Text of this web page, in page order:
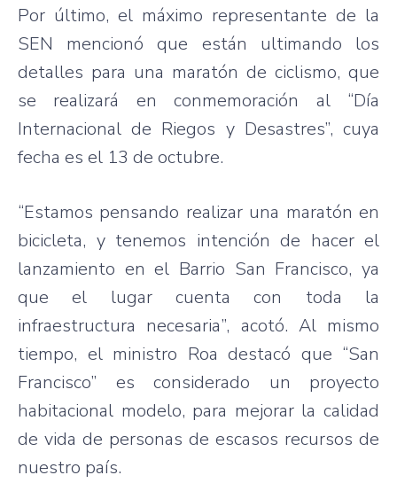
Por último, el máximo representante de la
SEN mencionó que están ultimando los
detalles para una maratón de ciclismo, que
se realizará en conmemoración al “Día
Internacional de Riegos y Desastres”, cuya
fecha es el 13 de octubre.
“Estamos pensando realizar una maratón en
bicicleta, y tenemos intención de hacer el
lanzamiento en el Barrio San Francisco, ya
que el lugar cuenta con toda la
infraestructura necesaria”, acotó. Al mismo
tiempo, el ministro Roa destacó que “San
Francisco” es considerado un proyecto
habitacional modelo, para mejorar la calidad
de vida de personas de escasos recursos de
nuestro país.